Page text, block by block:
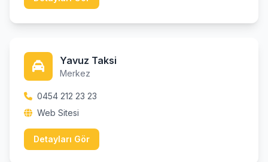
Yavuz Taksi
Merkez
0454 212 23 23
Web Sitesi
Detayları Gör